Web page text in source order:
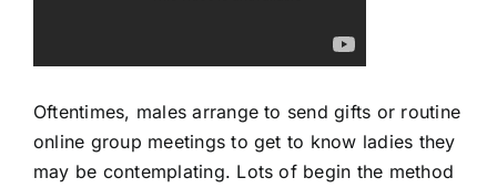
Oftentimes, males arrange to send gifts or routine
online group meetings to get to know ladies they
may be contemplating. Lots of begin the method